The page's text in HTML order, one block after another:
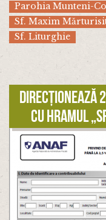
Parohia Munteni-
Sf. Maxim
Sf. Liturghie
Direcționează
cu hramul